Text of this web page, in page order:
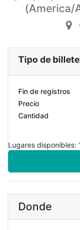
(America/
Tipo de
Fin de registros
Precio
Cantidad
Lugares disponibles:
Donde